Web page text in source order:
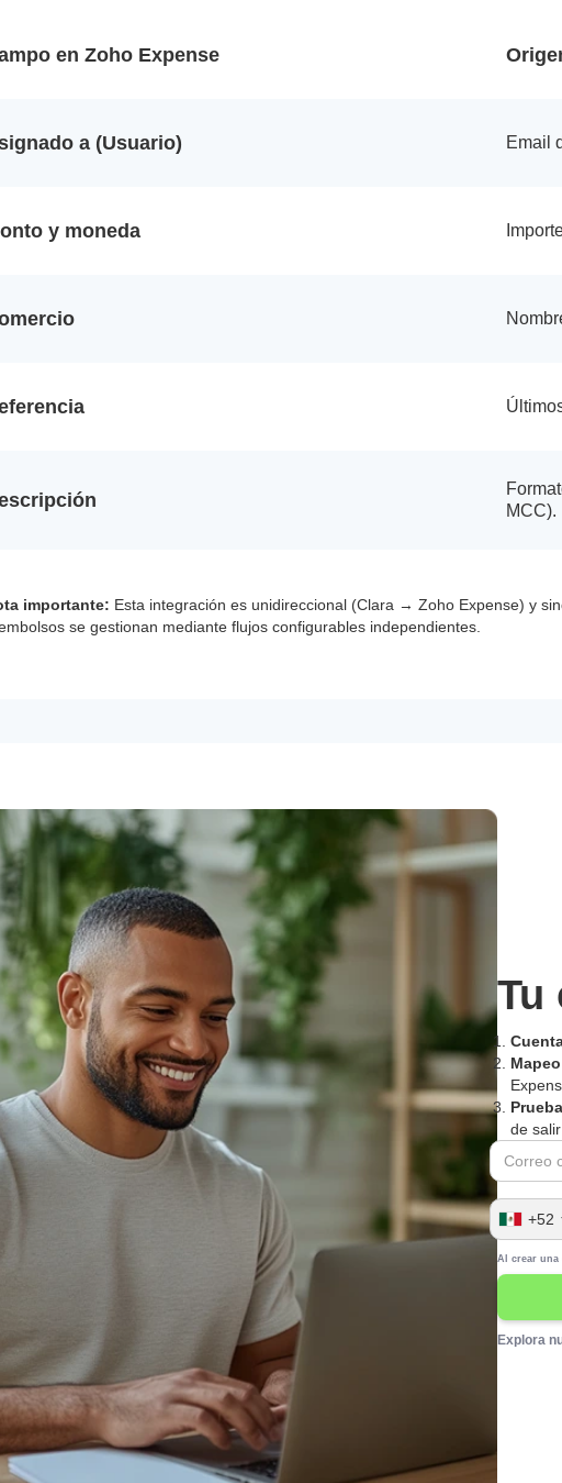
en Zoho Expense
a (Usuario) Email
y moneda
MCC).
importante: Esta integración es unidireccional (Clara → Zoho Expense) y
se gestionan mediante flujos configurables independientes.
Tu
de
+52
Al crear una
Explora